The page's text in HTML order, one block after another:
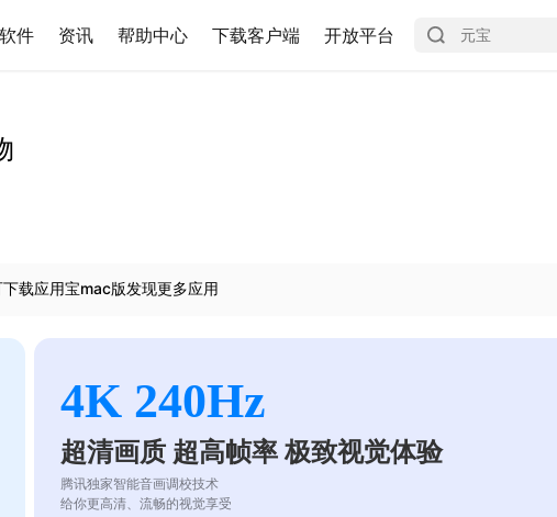
软件 资讯 帮助中心 下载客户端 开放平台
载应用宝mac版发现更多应用
4K 240Hz
超清画质 超高帧率 极致视觉体验
腾讯独家智能音画调校技术
给你更高清、流畅的视觉享受